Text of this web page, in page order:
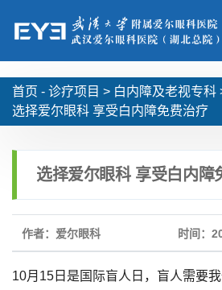
首页 - 诊疗项目 > 白内障及老视专科
选择爱尔眼科 享受白内障免费治疗
选择爱尔眼科 享受白内障
作者：爱尔眼科 时间：
10月15日是国际盲人日，盲人需要